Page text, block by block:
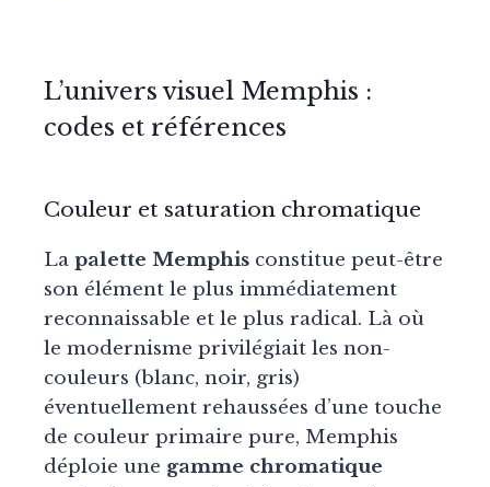
L’univers visuel Memphis :
codes et références
Couleur et saturation chromatique
La palette Memphis constitue peut-être
son élément le plus immédiatement
reconnaissable et le plus radical. Là où
le modernisme privilégiait les non-
couleurs (blanc, noir, gris)
éventuellement rehaussées d’une touche
de couleur primaire pure, Memphis
déploie une gamme chromatique